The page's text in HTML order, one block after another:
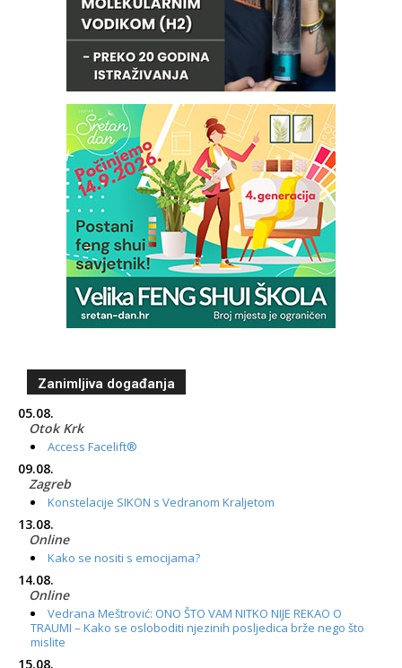
Zanimljiva događanja
05.08.
Otok Krk
Access Facelift®
09.08.
Zagreb
Konstelacije SIKON s Vedranom Kraljetom
13.08.
Online
Kako se nositi s emocijama?
14.08.
Online
Vedrana Meštrović: ONO ŠTO VAM NITKO NIJE REKAO O
TRAUMI – Kako se osloboditi njezinih posljedica brže nego što
mislite
15.08.